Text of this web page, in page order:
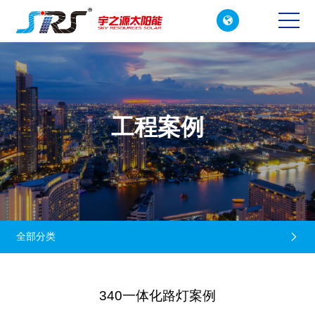

CN
EN
工程案例
全部分类 
340一体化路灯案例